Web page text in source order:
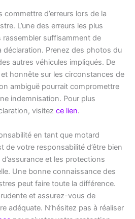
d’erreurs lors de la
L’une des erreurs les plus
suffisamment de
déclaration. Prenez des photos du
autres véhicules impliqués. De
honnête sur les circonstances de
ambiguë pourrait compromettre
indemnisation. Pour plus
visitez ce lien.
en tant que motard
de votre responsabilité d’être bien
et les protections
Une bonne connaissance des
peut faire toute la différence.
et assurez-vous de
adéquate. N’hésitez pas à réaliser